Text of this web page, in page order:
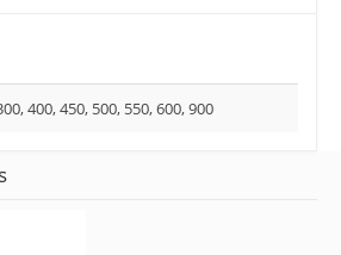
400, 450, 500, 550, 600, 900